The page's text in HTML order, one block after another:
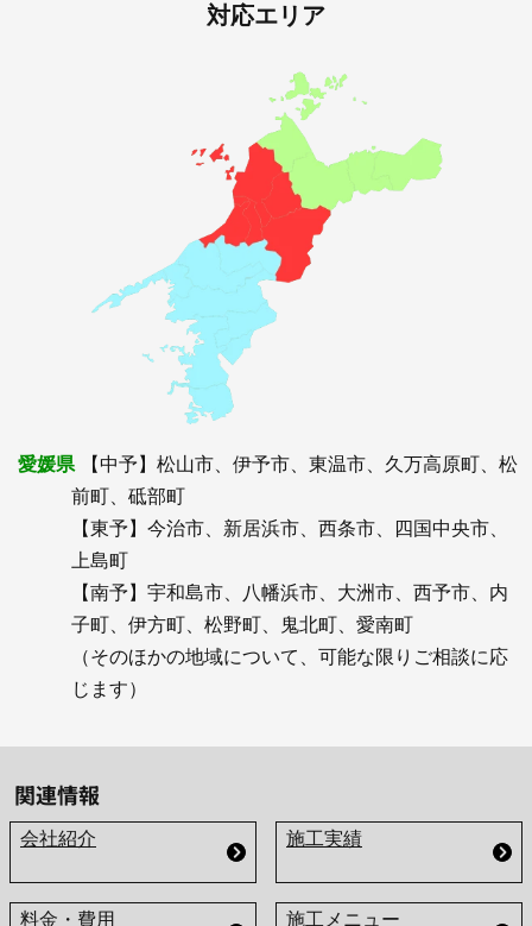
対応エリア
愛媛県
【中予】松山市、伊予市、東温市、久万高原町、松
前町、砥部町
【東予】今治市、新居浜市、西条市、四国中央市、
上島町
【南予】宇和島市、八幡浜市、大洲市、西予市、内
子町、伊方町、松野町、鬼北町、愛南町
（そのほかの地域について、可能な限りご相談に応
じます）
関連情報
会社紹介 施工実績
料金・費用 施工メニュー